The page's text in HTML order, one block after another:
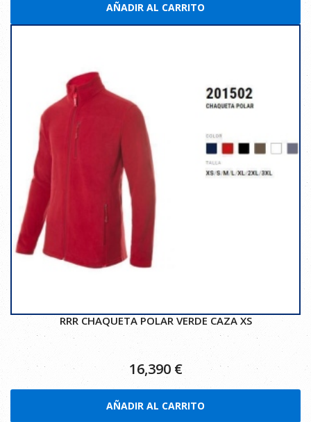
AÑADIR AL CARRITO
RRR CHAQUETA POLAR VERDE CAZA XS
16,390 €
AÑADIR AL CARRITO